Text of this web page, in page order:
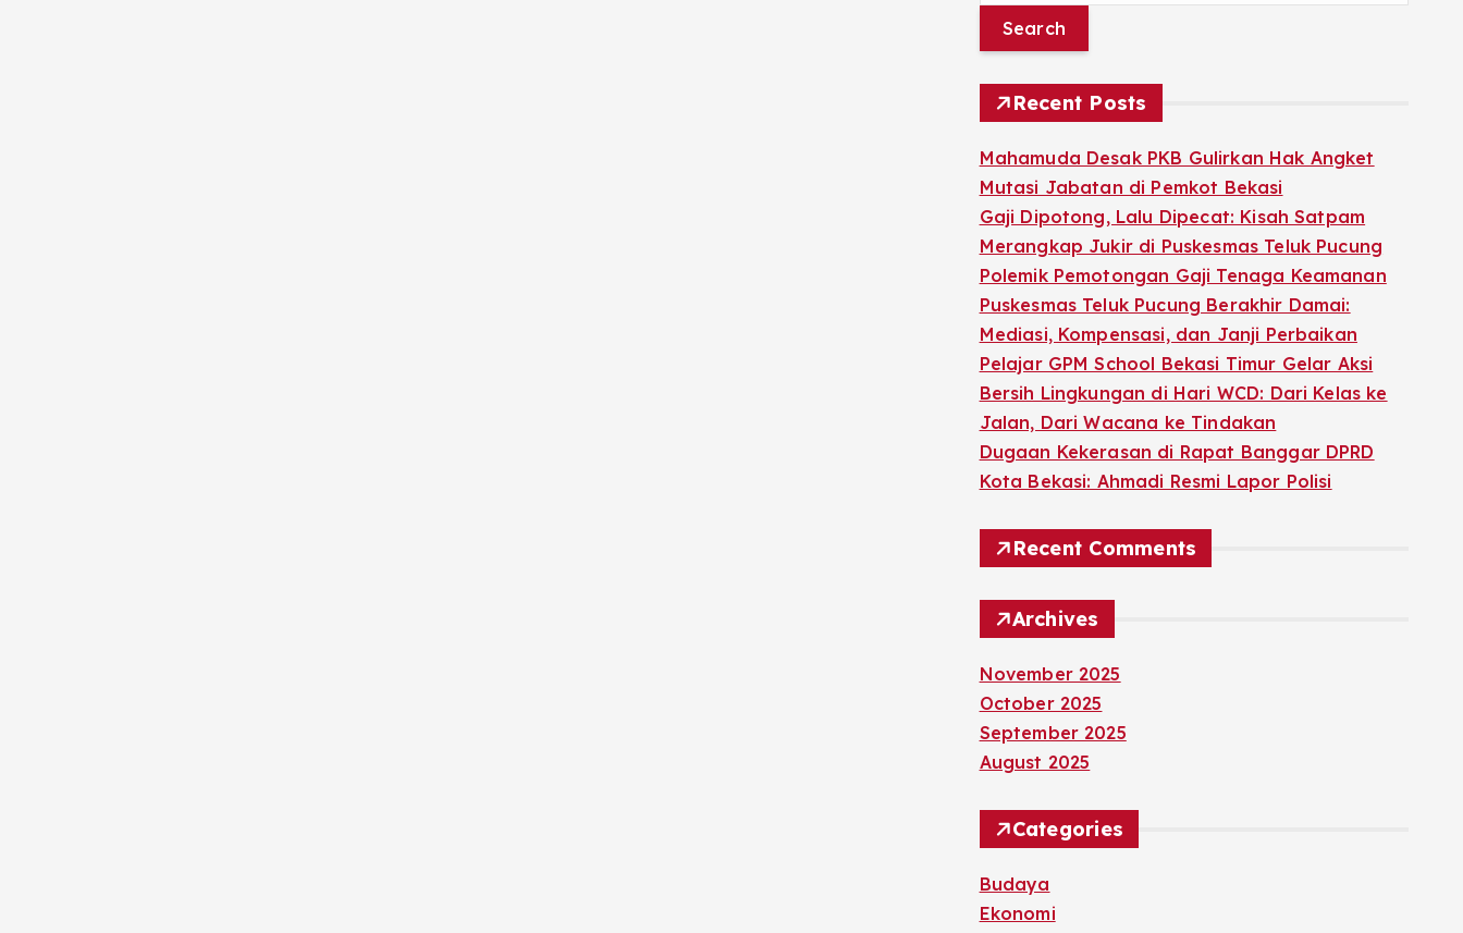
r
c
o
r
:
Recent Posts
Mahamuda Desak PKB Gulirkan Hak Angket
Mutasi Jabatan di Pemkot Bekasi
Gaji Dipotong, Lalu Dipecat: Kisah Satpam
Merangkap Jukir di Puskesmas Teluk Pucung
Polemik Pemotongan Gaji Tenaga Keamanan
Puskesmas Teluk Pucung Berakhir Damai:
Mediasi, Kompensasi, dan Janji Perbaikan
Pelajar GPM School Bekasi Timur Gelar Aksi
Bersih Lingkungan di Hari WCD: Dari Kelas ke
Jalan, Dari Wacana ke Tindakan
Dugaan Kekerasan di Rapat Banggar DPRD
Kota Bekasi: Ahmadi Resmi Lapor Polisi
Recent Comments
Archives
November 2025
October 2025
September 2025
August 2025
Categories
Budaya
Ekonomi